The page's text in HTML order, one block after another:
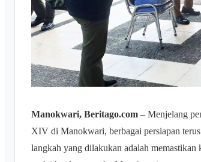
Manokwari, Beritago.com – Menjelang
XIV di Manokwari, berbagai persiapan
langkah yang dilakukan adalah